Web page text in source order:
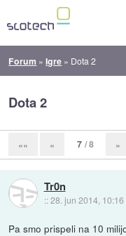
Forum »Igre » Dota 2
Dota 2
«« « 7 / 8 »
Tr0n
::28. jun 2014, 10:16
Pa smo prispeli na 10